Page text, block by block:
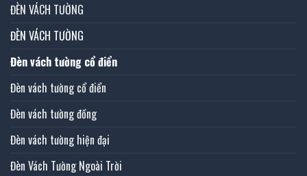
ĐÈN VÁCH TƯỜNG
ĐÈN VÁCH TƯỜNG
Đèn vách tường cổ điển
Đèn vách tường cổ điển
Đèn vách tường đồng
Đèn vách tường hiện đại
Đèn Vách Tường Ngoài Trời